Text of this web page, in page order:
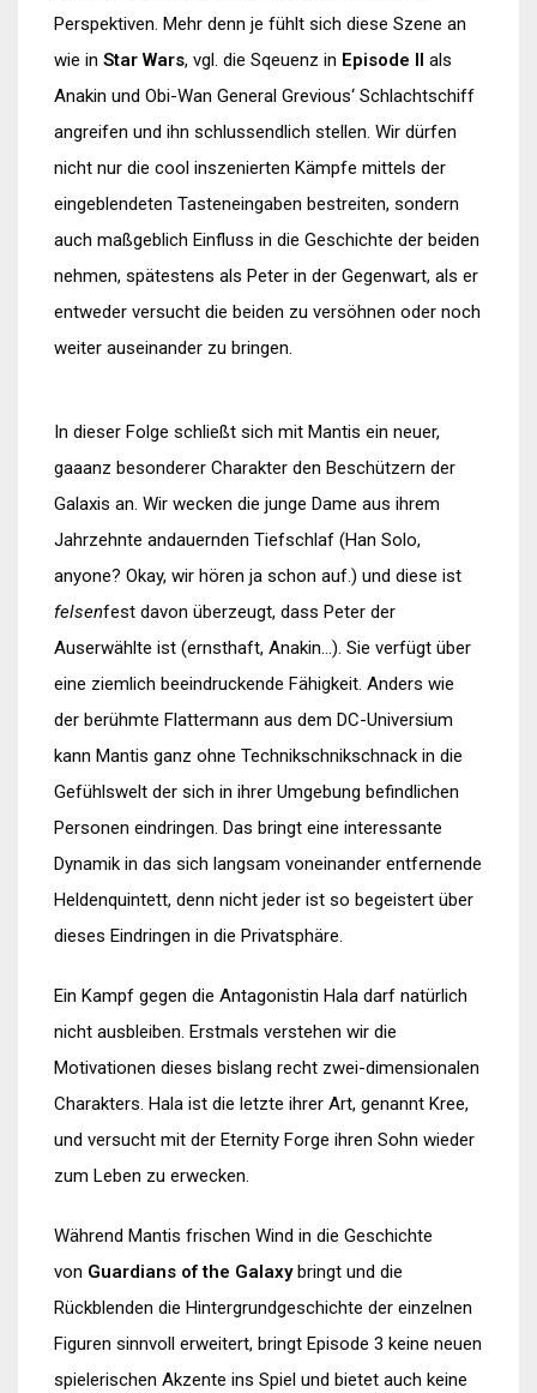
Perspektiven. Mehr denn je fühlt sich diese Szene an
wie in Star Wars, vgl. die Sqeuenz in Episode II als
Anakin und Obi-Wan General Grevious‘ Schlachtschiff
angreifen und ihn schlussendlich stellen. Wir dürfen
nicht nur die cool inszenierten Kämpfe mittels der
eingeblendeten Tasteneingaben bestreiten, sondern
auch maßgeblich Einfluss in die Geschichte der beiden
nehmen, spätestens als Peter in der Gegenwart, als er
entweder versucht die beiden zu versöhnen oder noch
weiter auseinander zu bringen.
In dieser Folge schließt sich mit Mantis ein neuer,
gaaanz besonderer Charakter den Beschützern der
Galaxis an. Wir wecken die junge Dame aus ihrem
Jahrzehnte andauernden Tiefschlaf (Han Solo,
anyone? Okay, wir hören ja schon auf.) und diese ist
felsenfest davon überzeugt, dass Peter der
Auserwählte ist (ernsthaft, Anakin…). Sie verfügt über
eine ziemlich beeindruckende Fähigkeit. Anders wie
der berühmte Flattermann aus dem DC-Universium
kann Mantis ganz ohne Technikschnikschnack in die
Gefühlswelt der sich in ihrer Umgebung befindlichen
Personen eindringen. Das bringt eine interessante
Dynamik in das sich langsam voneinander entfernende
Heldenquintett, denn nicht jeder ist so begeistert über
dieses Eindringen in die Privatsphäre.
Ein Kampf gegen die Antagonistin Hala darf natürlich
nicht ausbleiben. Erstmals verstehen wir die
Motivationen dieses bislang recht zwei-dimensionalen
Charakters. Hala ist die letzte ihrer Art, genannt Kree,
und versucht mit der Eternity Forge ihren Sohn wieder
zum Leben zu erwecken.
Während Mantis frischen Wind in die Geschichte
von Guardians of the Galaxybringt und die
Rückblenden die Hintergrundgeschichte der einzelnen
Figuren sinnvoll erweitert, bringt Episode 3 keine neuen
spielerischen Akzente ins Spiel und bietet auch keine